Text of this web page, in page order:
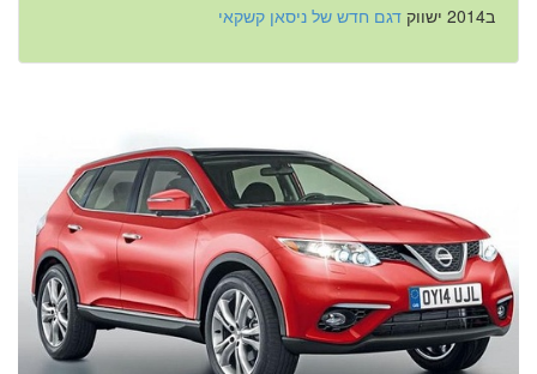
ב2014 ישווק
דגם חדש של ניסאן קשקאי